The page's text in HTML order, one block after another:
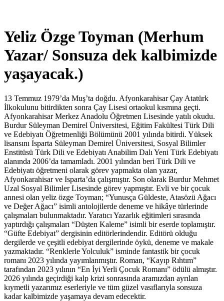
Yeliz Özge Toyman (Merhum
Yazar/ Sonsuza dek kalbimizde
yaşayacak.)
13 Temmuz 1979’da Muş’ta doğdu. Afyonkarahisar Çay Atatürk
İlkokulunu bitirdikten sonra Çay Lisesi ortaokul kısmına geçti.
Afyonkarahisar Merkez Anadolu Öğretmen Lisesinde yatılı okudu.
Burdur Süleyman Demirel Üniversitesi, Eğitim Fakültesi Türk Dili
ve Edebiyatı Öğretmenliği Bölümünü 2001 yılında bitirdi. Yüksek
lisansını Isparta Süleyman Demirel Üniversitesi, Sosyal Bilimler
Enstitüsü Türk Dili ve Edebiyatı Anabilim Dalı Yeni Türk Edebiyatı
alanında 2006’da tamamladı. 2001 yılından beri Türk Dili ve
Edebiyatı öğretmeni olarak görev yapmakta olan yazar,
Afyonkarahisar ve Isparta’da çalışmıştır. Son olarak Burdur Mehmet
Uzal Sosyal Bilimler Lisesinde görev yapmıştır. Evli ve bir çocuk
annesi olan yeliz özge Toyman; “Yunusça Güldeste, Atasözü Ağacı
ve Değer Ağacı” isimli antolojilerde deneme ve hikâye türlerinde
çalışmaları bulunmaktadır. Yaratıcı Yazarlık eğitimleri sırasında
yaptırdığı çalışmaları “Düşten Kaleme” isimli bir eserde toplamıştır.
“Güfte Edebiyat” dergisinin editörlerindendir. Editörü olduğu
dergilerde ve çeşitli edebiyat dergilerinde öykü, deneme ve makale
yazmaktadır. “Renklerle Yolculuk” isminde fantastik bir çocuk
romanı 2023 yılında yayımlanmıştır. Roman, “Kayıp Rıhtım”
tarafından 2023 yılının “En İyi Yerli Çocuk Romanı” ödülü almıştır.
2026 yılında geçirdiği kalp krizi sonrasında aramızdan ayrılan
kıymetli yazarımız eserleriyle ve tüm güzel vasıflarıyla sonsuza
kadar kalbimizde yaşamaya devam edecektir.